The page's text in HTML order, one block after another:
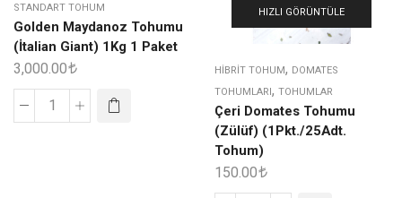
STANDART TOHUM
Golden Maydanoz Tohumu
(İtalian Giant) 1Kg 1 Paket
3,000.00
HIZLI GÖRÜNTÜLE
HIBRIT TOHUM, DOMATES
TOHUMLARI, TOHUMLAR
Çeri Domates Tohumu
(Zülüf) (1Pkt./25Adt.
Tohum)
150.00